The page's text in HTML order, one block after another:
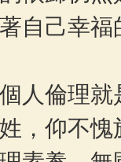
自己幸
人倫理
，仰不